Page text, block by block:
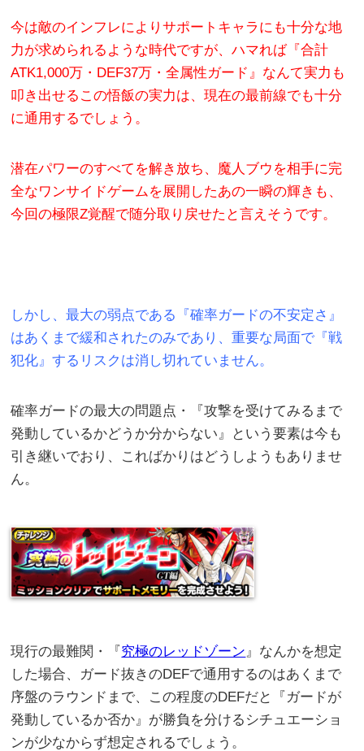
今は敵のインフレによりサポートキャラにも十分な地
力が求められるような時代ですが、ハマれば『合計
ATK1,000万・DEF37万・全属性ガード』なんて実力も
叩き出せるこの悟飯の実力は、現在の最前線でも十分
に通用するでしょう。
潜在パワーのすべてを解き放ち、魔人ブウを相手に完
全なワンサイドゲームを展開したあの一瞬の輝きも、
今回の極限Z覚醒で随分取り戻せたと言えそうです。
しかし、最大の弱点である『確率ガードの不安定さ』
はあくまで緩和されたのみであり、重要な局面で『戦
犯化』するリスクは消し切れていません。
確率ガードの最大の問題点・『攻撃を受けてみるまで
発動しているかどうか分からない』という要素は今も
引き継いでおり、こればかりはどうしようもありませ
ん。
現行の最難関・『究極のレッドゾーン 』なんかを想定
した場合、ガード抜きのDEFで通用するのはあくまで
序盤のラウンドまで、この程度のDEFだと『ガードが
発動しているか否か』が勝負を分けるシチュエーショ
ンが少なからず想定されるでしょう。